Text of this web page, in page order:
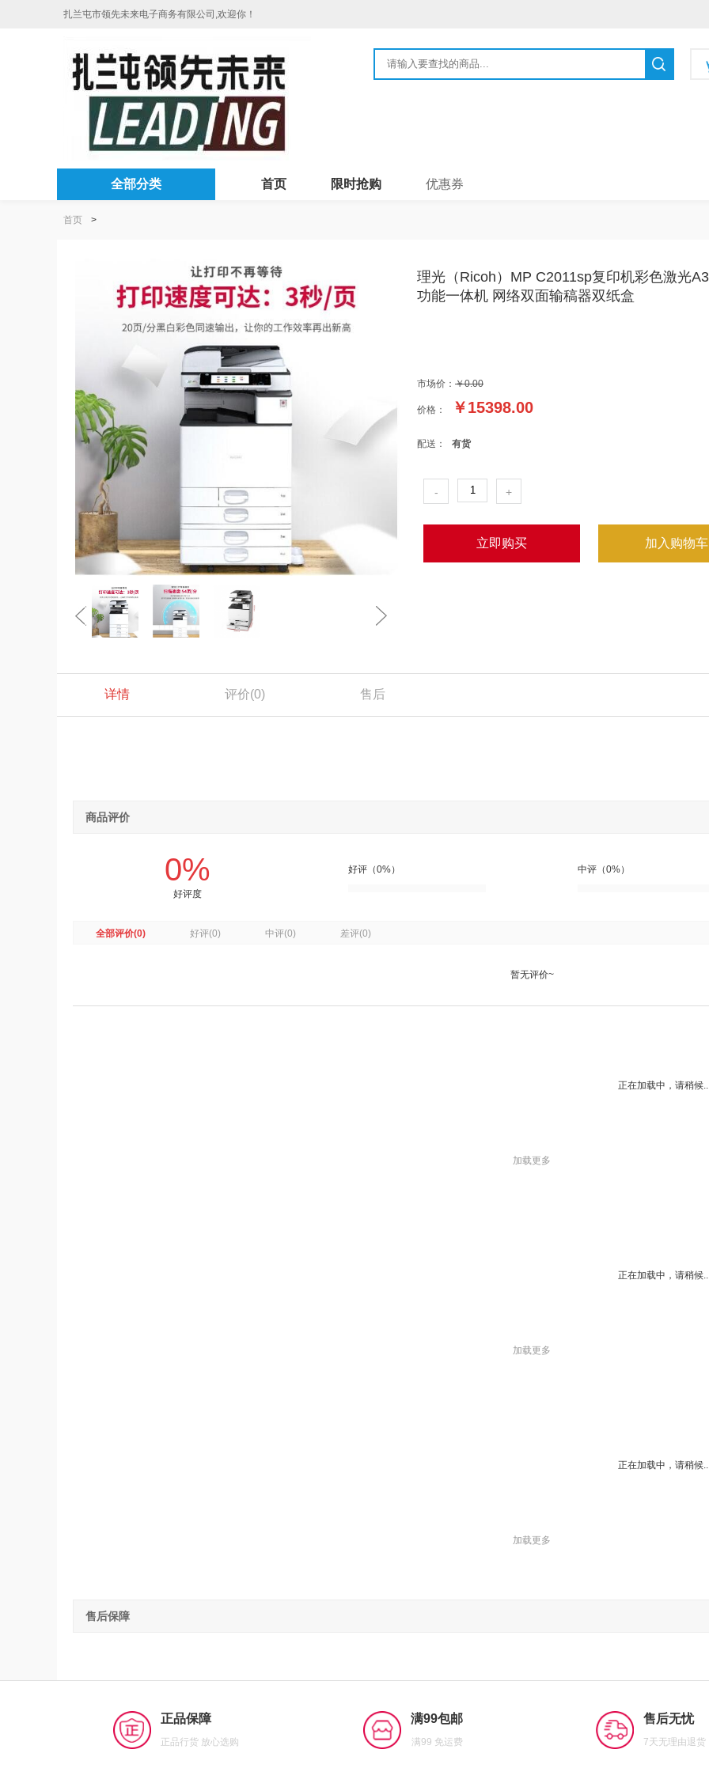
扎兰屯市领先未来电子商务有限公司,欢迎你！
全部分类 首页 限时抢购 优惠券
首页 >
理光（Ricoh）MP C2011sp复印机彩色激光
功能一体机 网络双面输稿器双纸盒
市场价： ￥0.00
价格： ￥15398.00
配送： 有货
- +
立即购买 加入购物车
详情 评价(0) 售后
商品评价
0%
好评度
好评（0%） 中评（0%）
全部评价(0) 好评(0) 中评(0) 差评(0)
暂无评价~
正在加载中，请稍候
加载更多
正在加载中，请稍候
加载更多
正在加载中，请稍候
加载更多
售后保障
正品保障
正品行货 放心选购
满99包邮
满99 免运费
售后无忧
7天无理由退货